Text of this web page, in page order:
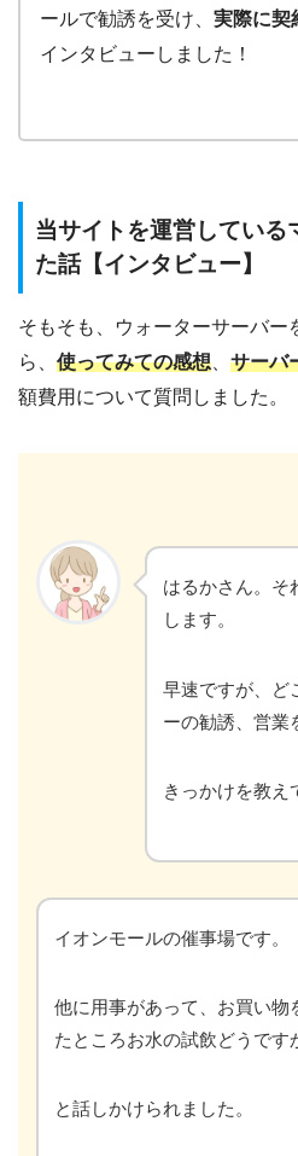
ールで勧誘を受け、 実際に契
インタビューしました！
当サイトを運営している
た話【インタビュー】
そもそも、ウォーターサーバー
ら、 使ってみての感想、 サーバ
額費用について質問しました。
はるかさん。そ
します。
早速ですが、ど
ーの勧誘、営業
きっかけを教え
イオンモールの催事場です。
他に用事があって、お買い物
たところお水の試飲どうです
と話しかけられました。